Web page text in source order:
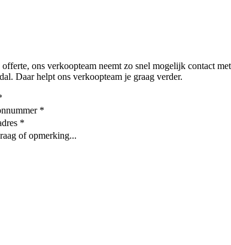
ons verkoopteam neemt zo snel mogelijk contact
Daar helpt ons verkoopteam je graag verder.
*
*
of opmerking...